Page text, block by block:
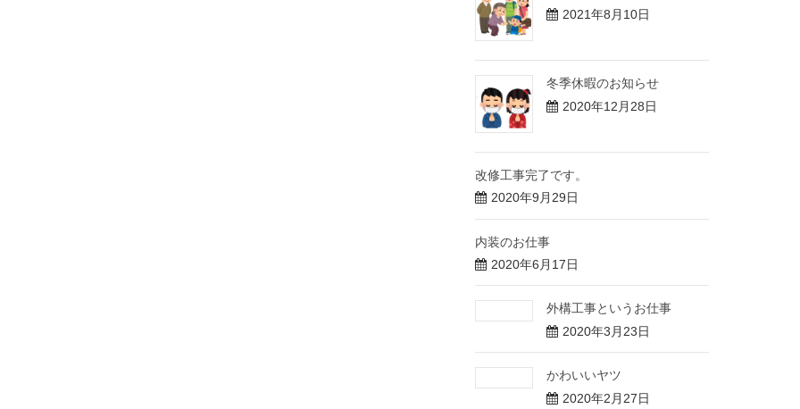
2021年8月10日
冬季休暇のお知らせ
2020年12月28日
改修工事完了です。
2020年9月29日
内装のお仕事
2020年6月17日
外構工事というお仕事
2020年3月23日
かわいいヤツ
2020年2月27日